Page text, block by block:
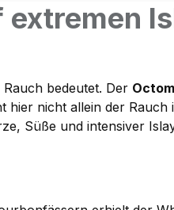
extremen
bedeutet. Der
hier nicht allein der Rauch
Süße und intensiver